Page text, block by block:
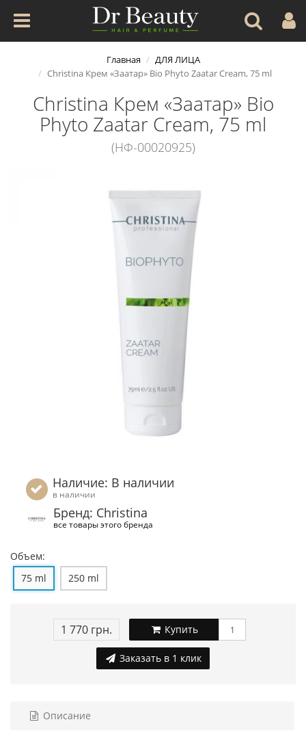
Главная
ДЛЯ ЛИЦА
Christina Крем «Заатар» Bio Phyto Zaatar Cream, 75 ml
Christina Крем «Заатар» Bio
Phyto Zaatar Cream, 75 ml
(НФ-00020925)
Наличие: В наличии
в наличии
Бренд: Christina
все товары этого бренда
Объем:
75 ml
250 ml
1 770 грн. Купить
Заказать в 1 клик
Описание